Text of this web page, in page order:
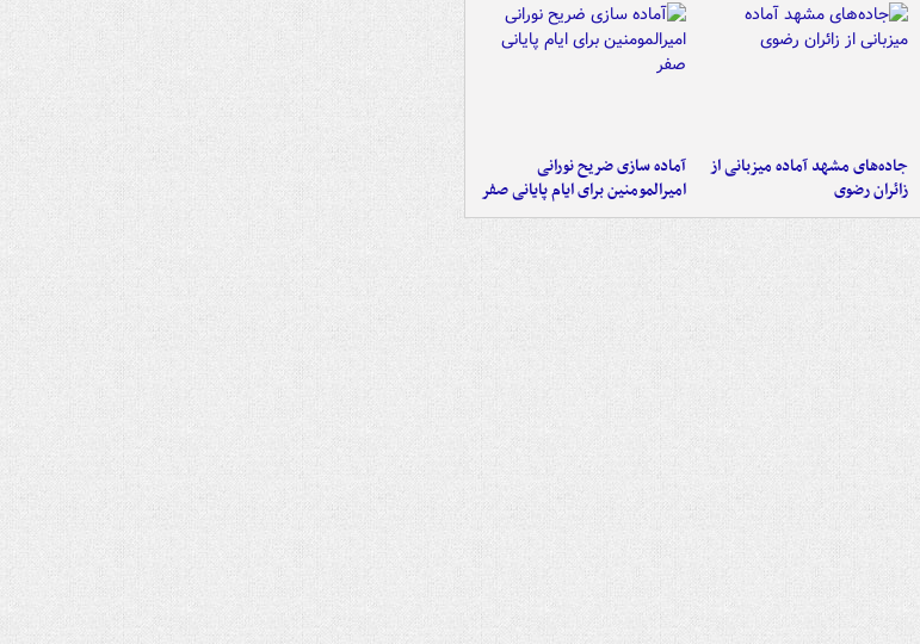
جاده‌های مشهد آماده میزبانی از
زائران رضوی
آماده سازی ضریح نورانی
امیرالمومنین برای ایام پایانی صفر